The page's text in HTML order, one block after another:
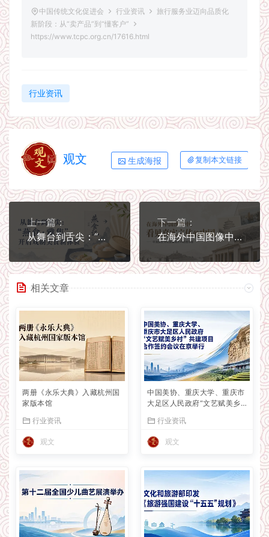
中国传统文化促进会 行业资讯
旅行服务业迈向品质化
新阶段：从“卖产品”到“懂客户”
https://www.tcpc.org.cn/17616.html
行业资讯
观文 生成海报 复制本文链接
上一篇：
从舞台到舌尖：“燕食·雅集”开启戏剧美食新体验
下一篇：
在海外中国图像中，看见真实立体的中国
相关文章
两册《永乐大典》入藏杭州国
家版本馆
行业资讯
观文
中国美协、重庆大学、重庆市
大足区人民政府“文艺赋美乡
京举行
行业资讯
观文